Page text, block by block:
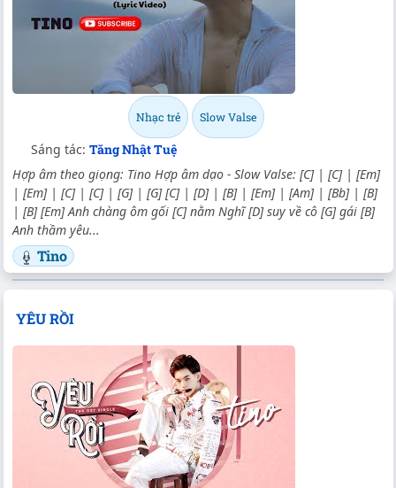
Nhạc trẻ Slow Valse
Sáng tác: Tăng Nhật Tuệ
Hợp âm theo giọng: Tino Hợp âm dạo - Slow Valse: [C] | [C] | [Em]
| [Em] | [C] | [C] | [G] | [G] [C] | [D] | [B] | [Em] | [Am] | [Bb] | [B]
| [B] [Em] Anh chàng ôm gối [C] nằm Nghĩ [D] suy về cô [G] gái [B]
Anh thầm yêu...
Tino
YÊU RỒI